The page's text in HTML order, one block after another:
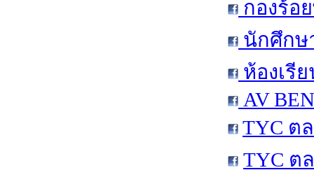
กองร้อ
นักศึกษ
ห้องเรี
AV
TYC ต
TYC ต